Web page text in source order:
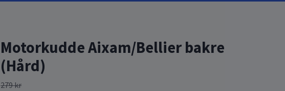
Motorkudde Aixam/Bellier bakre
(Hård)
279 kr